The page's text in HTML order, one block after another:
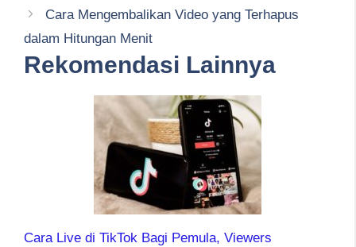
Cara Mengembalikan Video yang Terhapus
dalam Hitungan Menit
Rekomendasi Lainnya
Cara Live di TikTok Bagi Pemula, Viewers